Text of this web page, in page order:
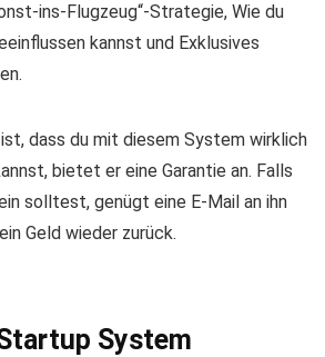
ins-Flugzeug“-Strategie, Wie du
kannst und Exklusives
dass du mit diesem System wirklich
bietet er eine Garantie an. Falls
solltest, genügt eine E-Mail an ihn
Geld wieder zurück.
System